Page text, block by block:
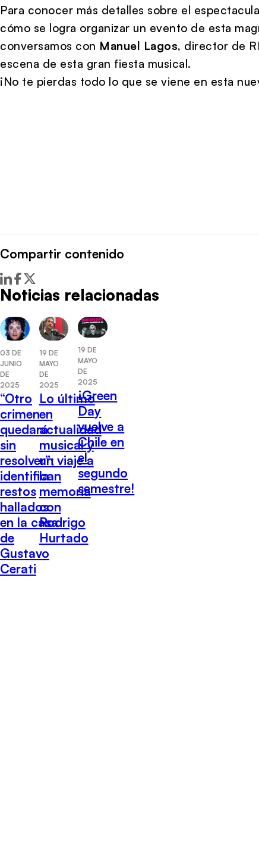
Para conocer más detalles sobre el
cómo se logra organizar un evento de esta
conversamos con Manuel Lagos, director de
escena de esta gran fiesta musical.
¡No te pierdas todo lo que se viene en esta
Compartir contenido
Noticias relacionadas
03 DE
JUNIO
DE
2025
“Otro
crimen
quedará
sin
resolver”;
identifican
restos
hallados
en la casa
de
Gustavo
Cerati
19 DE
MAYO
DE
2025
Lo último
en
actualidad
musical y
un viaje a
la
memoria
con
Rodrigo
Hurtado
19 DE
MAYO
DE
2025
¡Green
Day
vuelve a
Chile en
el
segundo
semestre!